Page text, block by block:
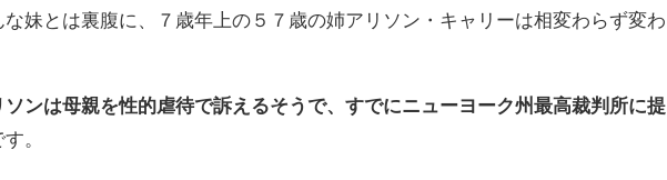
な妹とは裏腹に、７歳年上の５７歳の姉アリソン・キャリーは相変わらず変わ
ソンは母親を性的虐待で訴えるそうで、すでにニューヨーク州最高裁判所に提
。